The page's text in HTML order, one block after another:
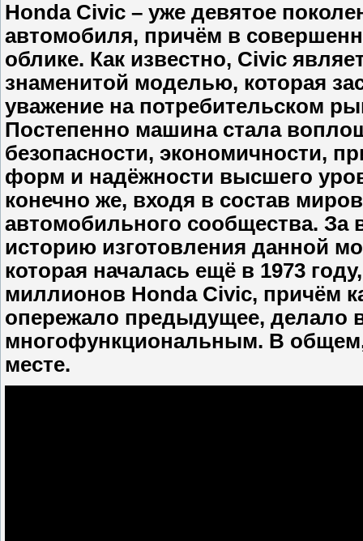
Honda Civic – уже девятое
автомобиля, причём в
облике. Как известно, Civic
знаменитой моделью, которая
уважение на потребительском
Постепенно машина стала
безопасности, экономичности,
форм и надёжности высшего
конечно же, входя в состав
автомобильного сообщества. За
историю изготовления данной
которая началась ещё в 1973
миллионов Honda Civic, причём
опережало предыдущее, делало
многофункциональным. В общем,
месте.